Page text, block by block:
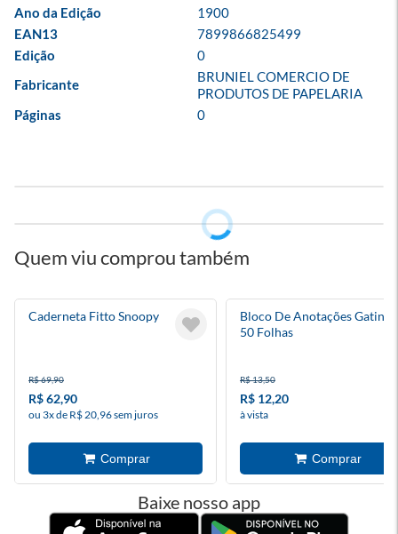
Ano da Edição
1900
EAN13
7899866825499
Edição
0
Fabricante
BRUNIEL COMERCIO DE
PRODUTOS DE PAPELARIA
Páginas
0
Quem viu comprou também
Caderneta Fitto Snoopy
R$ 69,90
R$ 62,90
ou 3x de R$ 20,96 sem juros
Bloco De Anotações
50 Folhas
R$ 13,50
R$ 12,20
à vista
Baixe nosso app